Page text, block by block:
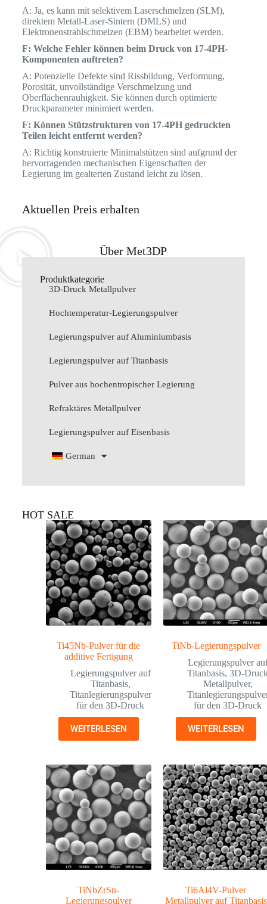
A: Ja, es kann mit selektivem Laserschmelzen (SLM),
direktem Metall-Laser-Sintern (DMLS) und
Elektronenstrahlschmelzen (EBM) bearbeitet werden.
F: Welche Fehler können beim Druck von 17-4PH-
Komponenten auftreten?
A: Potenzielle Defekte sind Rissbildung, Verformung,
Porosität, unvollständige Verschmelzung und
Oberflächenrauhigkeit. Sie können durch optimierte
Druckparameter minimiert werden.
F: Können Stützstrukturen von 17-4PH gedruckten
Teilen leicht entfernt werden?
A: Richtig konstruierte Minimalstützen sind aufgrund der
hervorragenden mechanischen Eigenschaften der
Legierung im gealterten Zustand leicht zu lösen.
Aktuellen Preis erhalten
Über Met3DP
Produktkategorie
3D-Druck Metallpulver
Hochtemperatur-Legierungspulver
Legierungspulver auf Aluminiumbasis
Legierungspulver auf Titanbasis
Pulver aus hochentropischer Legierung
Refraktäres Metallpulver
Legierungspulver auf Eisenbasis
German
HOT SALE
Ti45Nb-Pulver für die
additive Fertigung
Legierungspulver auf
Titanbasis,
Titanlegierungspulver
für den 3D-Druck
WEITERLESEN
TiNb-Legierungspulver
Legierungspulver
Titanbasis,3D-
Metallpulver,
für den 3D-Druck
WEITERLESEN
TiNbZrSn-
Legierungspulver
Ti6Al4V-Pulver
Metallpulver auf Titanbasis